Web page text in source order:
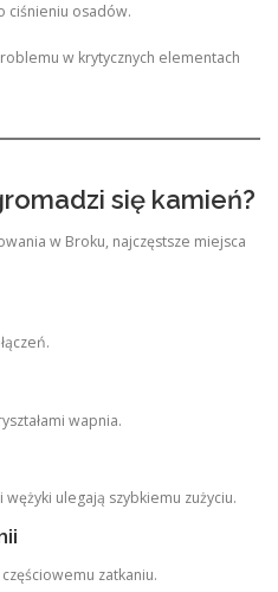
ciśnieniu osadów.
w krytycznych elementach
się kamień?
w Broku, najczęstsze miejsca
wapnia.
ulegają szybkiemu zużyciu.
zatkaniu.